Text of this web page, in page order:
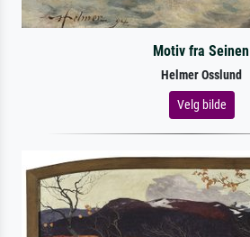
Motiv fra Seinen
Helmer Osslund
Velg bilde